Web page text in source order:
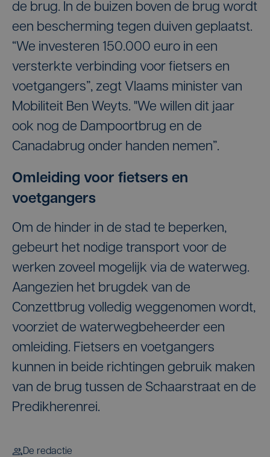
de brug. In de buizen boven de brug wordt
een bescherming tegen duiven geplaatst.
“We investeren 150.000 euro in een
versterkte verbinding voor fietsers en
voetgangers”, zegt Vlaams minister van
Mobiliteit Ben Weyts. "We willen dit jaar
ook nog de Dampoortbrug en de
Canadabrug onder handen nemen”.
Omleiding voor fietsers en
voetgangers
Om de hinder in de stad te beperken,
gebeurt het nodige transport voor de
werken zoveel mogelijk via de waterweg.
Aangezien het brugdek van de
Conzettbrug volledig weggenomen wordt,
voorziet de waterwegbeheerder een
omleiding. Fietsers en voetgangers
kunnen in beide richtingen gebruik maken
van de brug tussen de Schaarstraat en de
Predikherenrei.
De redactie